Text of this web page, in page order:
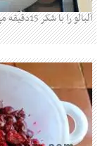
آلبالو را با شکر 15دقیقه می جوشانیم